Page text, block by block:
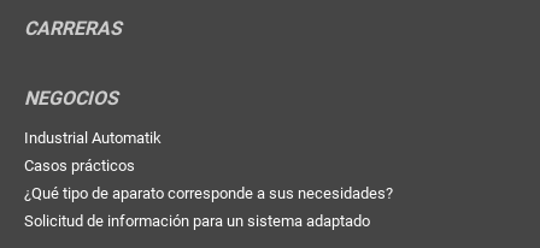
CARRERAS
NEGOCIOS
Industrial Automatik
Casos prácticos
¿Qué tipo de aparato corresponde a sus necesidades?
Solicitud de información para un sistema adaptado